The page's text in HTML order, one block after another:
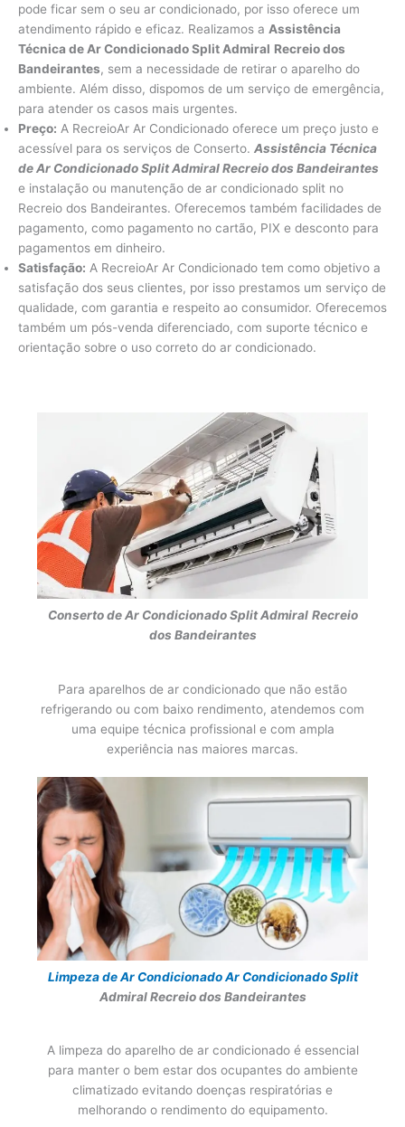
pode ficar sem o seu ar condicionado, por isso oferece um
atendimento rápido e eficaz. Realizamos a Assistência
Técnica de Ar Condicionado Split Admiral Recreio dos
Bandeirantes, sem a necessidade de retirar o aparelho do
ambiente. Além disso, dispomos de um serviço de emergência,
para atender os casos mais urgentes.
Preço: A RecreioAr Ar Condicionado oferece um preço justo e
acessível para os serviços de Conserto. Assistência Técnica
de Ar Condicionado Split Admiral Recreio dos Bandeirantes
e instalação ou manutenção de ar condicionado split no
Recreio dos Bandeirantes. Oferecemos também facilidades de
pagamento, como pagamento no cartão, PIX e desconto para
pagamentos em dinheiro.
Satisfação: A RecreioAr Ar Condicionado tem como objetivo a
satisfação dos seus clientes, por isso prestamos um serviço de
qualidade, com garantia e respeito ao consumidor. Oferecemos
também um pós-venda diferenciado, com suporte técnico e
orientação sobre o uso correto do ar condicionado.
Conserto de Ar Condicionado Split Admiral Recreio
dos Bandeirantes
Para aparelhos de ar condicionado que não estão
refrigerando ou com baixo rendimento, atendemos com
uma equipe técnica profissional e com ampla
experiência nas maiores marcas.
Limpeza de Ar CondicionadoAr Condicionado Split
Admiral Recreio dos Bandeirantes
A limpeza do aparelho de ar condicionado é essencial
para manter o bem estar dos ocupantes do ambiente
climatizado evitando doenças respiratórias e
melhorando o rendimento do equipamento.